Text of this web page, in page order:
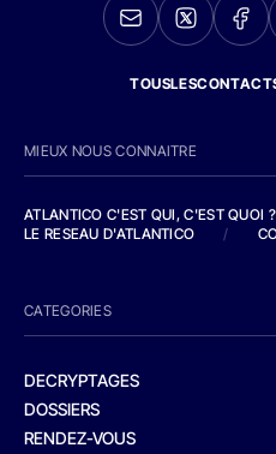
MIEUX NOUS CONNAITRE
ATLANTICO C'EST QUI, C'EST QUOI ?
LE RESEAU D'ATLANTICO
/
CATEGORIES
DECRYPTAGES
DOSSIERS
RENDEZ-VOUS